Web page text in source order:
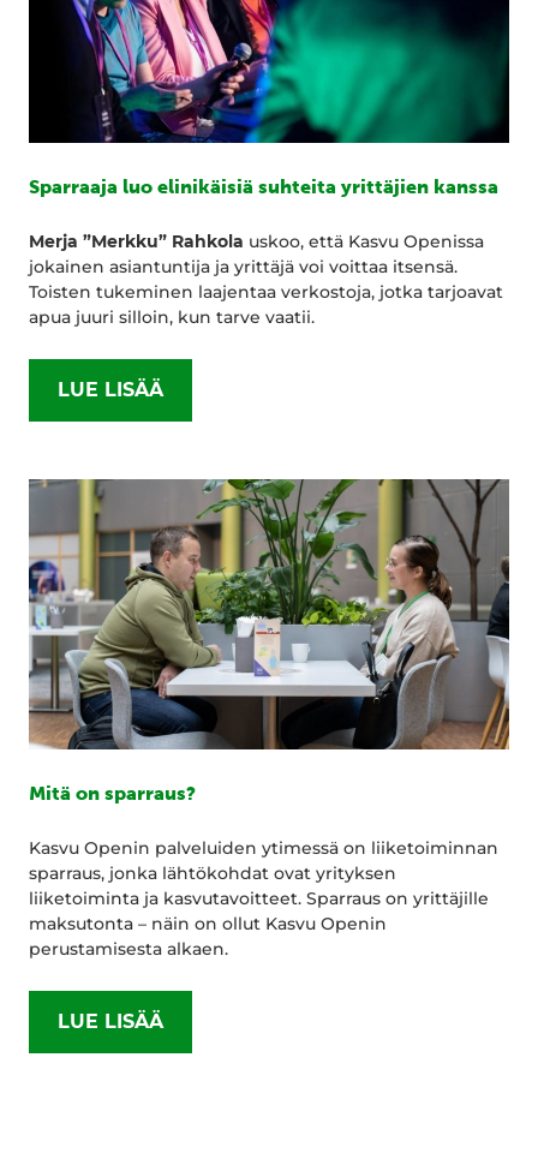
Sparraaja luo elinikäisiä suhteita yrittäjien kanssa
Merja ”Merkku” Rahkola uskoo, että Kasvu Openissa
jokainen asiantuntija ja yrittäjä voi voittaa itsensä.
Toisten tukeminen laajentaa verkostoja, jotka tarjoavat
apua juuri silloin, kun tarve vaatii.
LUE LISÄÄ
Mitä on sparraus?
Kasvu Openin palveluiden ytimessä on liiketoiminnan
sparraus, jonka lähtökohdat ovat yrityksen
liiketoiminta ja kasvutavoitteet. Sparraus on yrittäjille
maksutonta – näin on ollut Kasvu Openin
perustamisesta alkaen.
LUE LISÄÄ